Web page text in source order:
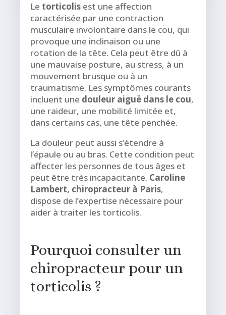
Le torticolis est une affection
caractérisée par une contraction
musculaire involontaire dans le cou, qui
provoque une inclinaison ou une
rotation de la tête. Cela peut être dû à
une mauvaise posture, au stress, à un
mouvement brusque ou à un
traumatisme. Les symptômes courants
incluent une douleur aiguë dans le cou,
une raideur, une mobilité limitée et,
dans certains cas, une tête penchée.
La douleur peut aussi s’étendre à
l’épaule ou au bras. Cette condition peut
affecter les personnes de tous âges et
peut être très incapacitante. Caroline
Lambert, chiropracteur à Paris,
dispose de l’expertise nécessaire pour
aider à traiter les torticolis.
Pourquoi consulter un
chiropracteur pour un
torticolis ?